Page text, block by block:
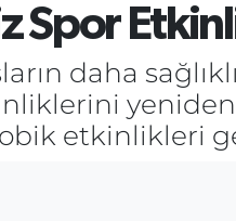
Spor
daha
etkinlikleri